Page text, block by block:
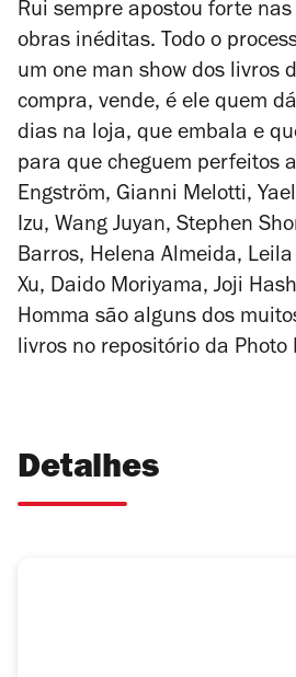
Rui sempre apostou forte
obras inéditas. Todo o
um one man show dos livros
compra, vende, é ele quem
dias na loja, que embala e
para que cheguem perfeitos
Engström, Gianni Melotti,
Izu, Wang Juyan, Stephen
Barros, Helena Almeida,
Xu, Daido Moriyama, Joji
Homma são alguns dos
livros no repositório da Photo
Detalhes